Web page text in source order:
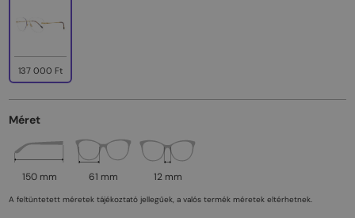
137 000 Ft
Méret
150 mm 61 mm 12 mm
A feltüntetett méretek tájékoztató jellegűek, a valós termék méretek eltérhetnek.